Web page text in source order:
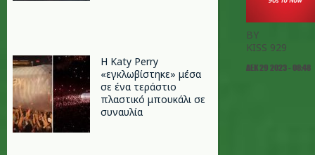
H Katy Perry
«εγκλωβίστηκε» μέσα
σε ένα τεράστιο
πλαστικό μπουκάλι σε
συναυλία
BY
KISS 929
ΔΕΚ 29 2023 - 08:48